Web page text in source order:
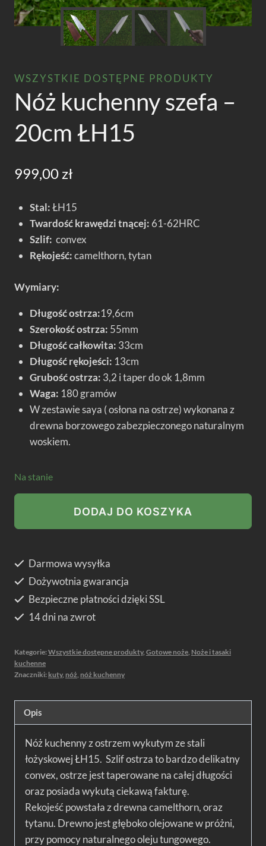
WSZYSTKIE DOSTĘPNE PRODUKTY
Nóż kuchenny szefa –
20cm ŁH15
999,00 zł
Stal:ŁH15
Twardość krawędzi tnącej: 61-62HRC
Szlif: convex
Rękojeść:camelthorn, tytan
Wymiary:
Długość ostrza:19,6cm
Szerokość ostrza: 55mm
Długość całkowita: 33cm
Długość rękojeści: 13cm
Grubość ostrza: 3,2 i taper do ok 1,8mm
Waga: 180 gramów
W zestawie saya ( osłona na ostrze) wykonana z
drewna borzowego zabezpieczonego naturalnym
woskiem.
Na stanie
kuchenny
-
20cm
ŁH15
DODAJ DO KOSZYKA
Darmowa wysyłka
Dożywotnia gwarancja
Bezpieczne płatności dzięki SSL
14 dni na zwrot
Kategorie:Wszystkie dostępne produkty, Gotowe noże Noże i tasaki
kuchenne
Znaczniki: kuty, nóż nóż kuchenny
Opis
Nóż kuchenny z ostrzem wykutym ze stali
łożyskowej ŁH15. Szlif ostrza to bardzo delikatny
convex, ostrze jest taperowane na całej długości
oraz posiada wykutą ciekawą fakturę.
Rekojeść powstała z drewna camelthorn, oraz
tytanu. Drewno jest głęboko olejowane w próżni,
przy pomocy naturalnego oleju tungowego.